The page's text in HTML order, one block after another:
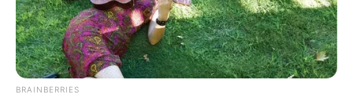
BRAINBERRIES